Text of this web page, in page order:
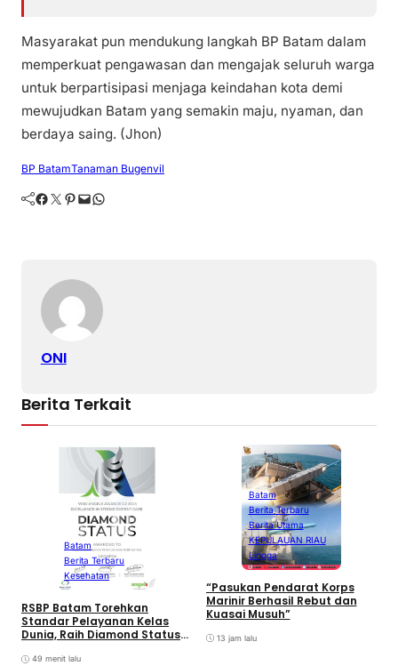
Masyarakat pun mendukung langkah BP Batam dalam
memperkuat pengawasan dan mengajak seluruh warga
untuk berpartisipasi menjaga keindahan kota demi
mewujudkan Batam yang semakin maju, nyaman, dan
berdaya saing. (Jhon)
BP BatamTanaman Bugenvil
Facebook Twitter Pinterest Mail WhatsApp
ONI
Berita Terkait
Batam
Berita Terbaru
Kesehatan
RSBP Batam Torehkan
Standar Pelayanan Kelas
Dunia, Raih Diamond Status
49 menit lalu
Batam
Berita Terbaru
Berita Utama
KEPULAUAN RIAU
Lingga
“Pasukan Pendarat Korps
Marinir Berhasil Rebut dan
Kuasai Musuh”
13 jam lalu